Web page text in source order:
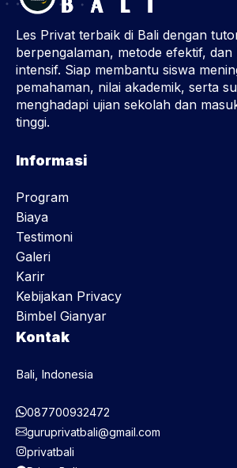
Les Privat terbaik di Bali dengan
berpengalaman, metode efektif, dan
intensif. Siap membantu siswa
pemahaman, nilai akademik, serta
menghadapi ujian sekolah dan
tinggi.
Informasi
Program
Biaya
Testimoni
Galeri
Karir
Kebijakan Privacy
Bimbel Gianyar
Kontak
Bali, Indonesia
087700932472
guruprivatbali@gmail.com
privatbali